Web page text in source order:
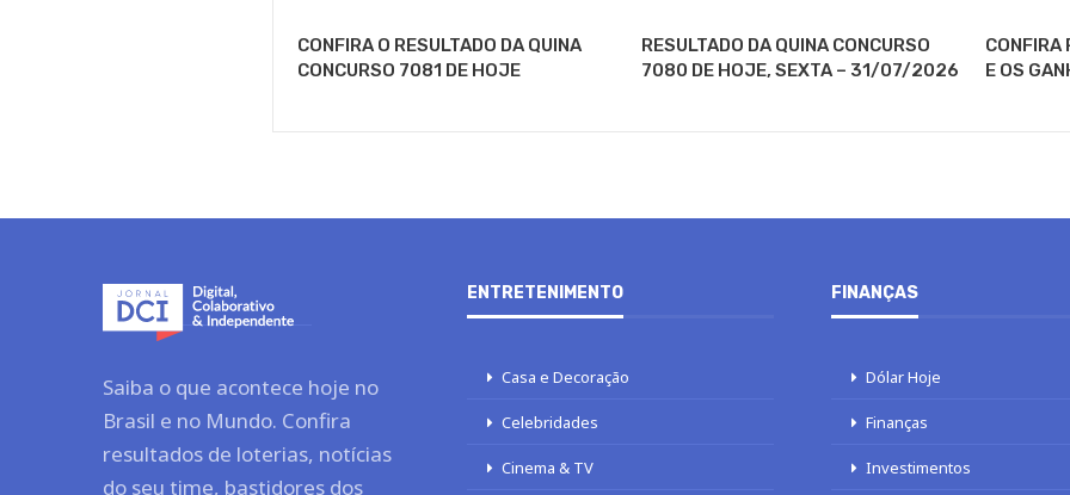
CONFIRA O RESULTADO DA QUINA
CONCURSO 7081 DE HOJE
RESULTADO DA QUINA CONCURSO
7080 DE HOJE, SEXTA – 31/07/2026
CONFIRA
E OS
Saiba o que acontece hoje no
Brasil e no Mundo. Confira
resultados de loterias, notícias
do seu time, bastidores dos
ENTRETENIMENTO
Casa e Decoração
Celebridades
Cinema & TV
FINANÇAS
Dólar Hoje
Finanças
Investimentos